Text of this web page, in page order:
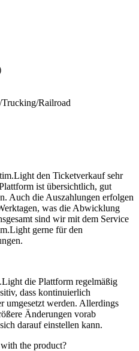
Railroad
den Ticketverkauf sehr
ist übersichtlich, gut
Auch die Auszahlungen erfolgen
was die Abwicklung
sind wir mit dem Service
gerne für den
die Plattform regelmäßig
dass kontinuierlich
umgesetzt werden. Allerdings
Änderungen vorab
darauf einstellen kann.
the product?